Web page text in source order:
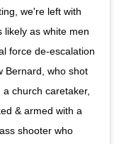
we're left with
likely as white men
force de-escalation
Bernard, who shot
church caretaker,
& armed with a
shooter who